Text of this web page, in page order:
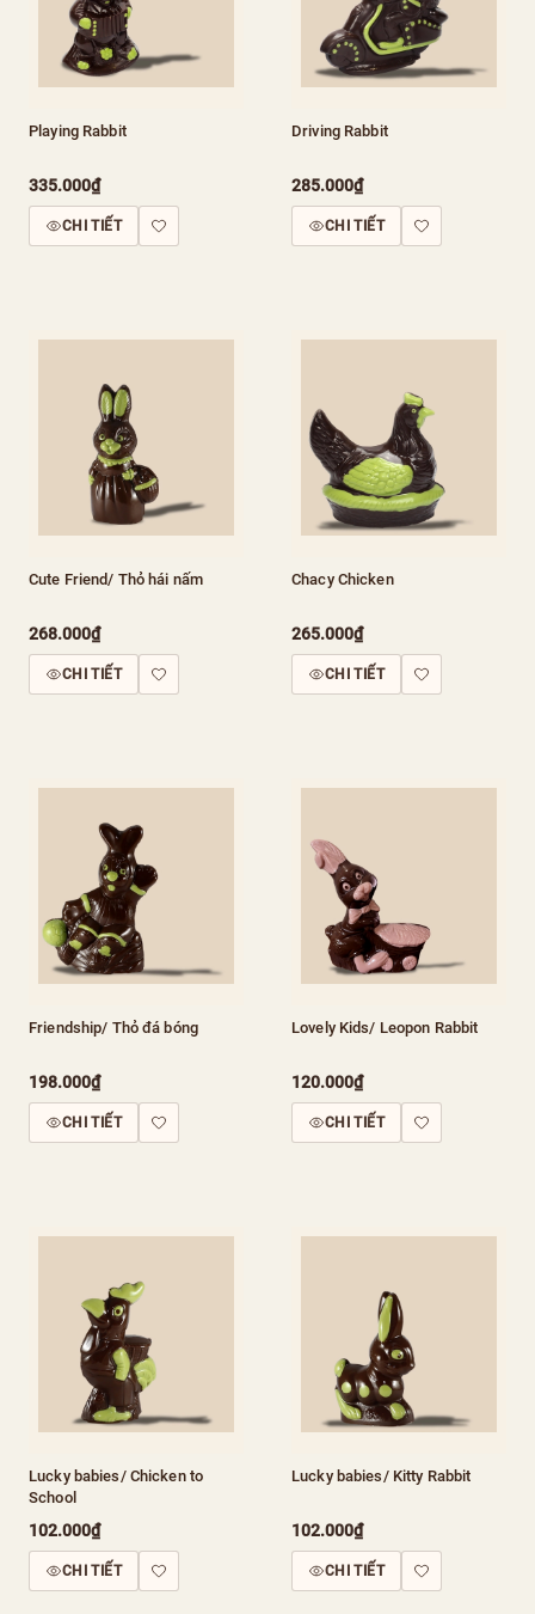
Playing Rabbit
335.000₫
CHI TIẾT
Driving Rabbit
285.000₫
CHI TIẾT
Cute Friend/ Thỏ hái nấm
268.000₫
CHI TIẾT
Chacy Chicken
265.000₫
CHI TIẾT
Friendship/ Thỏ đá bóng
198.000₫
CHI TIẾT
Lovely Kids/ Leopon Rabbit
120.000₫
CHI TIẾT
Lucky babies/ Chicken to
School
102.000₫
CHI TIẾT
Lucky babies/ Kitty Rabbit
102.000₫
CHI TIẾT